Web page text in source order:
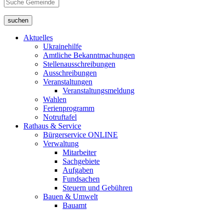
suchen
Aktuelles
Ukrainehilfe
Amtliche Bekanntmachungen
Stellenausschreibungen
Ausschreibungen
Veranstaltungen
Veranstaltungsmeldung
Wahlen
Ferienprogramm
Notruftafel
Rathaus & Service
Bürgerservice ONLINE
Verwaltung
Mitarbeiter
Sachgebiete
Aufgaben
Fundsachen
Steuern und Gebühren
Bauen & Umwelt
Bauamt